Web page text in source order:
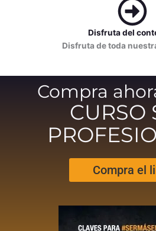
Disfruta del
Disfruta de toda
Compra
CURSO
Compra el